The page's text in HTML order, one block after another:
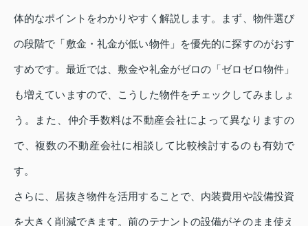
体的なポイントをわかりやすく解説します。まず、物件選び
の段階で「敷金・礼金が低い物件」を優先的に探すのがおす
すめです。最近では、敷金や礼金がゼロの「ゼロゼロ物件」
も増えていますので、こうした物件をチェックしてみましょ
う。また、仲介手数料は不動産会社によって異なりますの
で、複数の不動産会社に相談して比較検討するのも有効で
す。
さらに、居抜き物件を活用することで、内装費用や設備投資
を大きく削減できます。前のテナントの設備がそのまま使え